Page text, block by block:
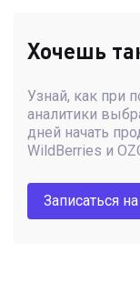
Хочешь
Узнай, как при
аналитики
дней начать
WildBerries и
Записаться